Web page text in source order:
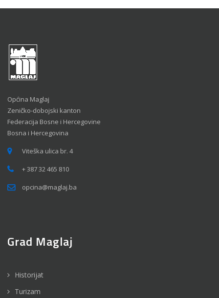
Općina Maglaj
Zeničko-dobojski kanton
Federacija Bosne i Hercegovine
Bosna i Hercegovina
Viteška ulica br. 4
+ 387 32 465 810
opcina@maglaj.ba
Grad Maglaj
Historijat
Turizam